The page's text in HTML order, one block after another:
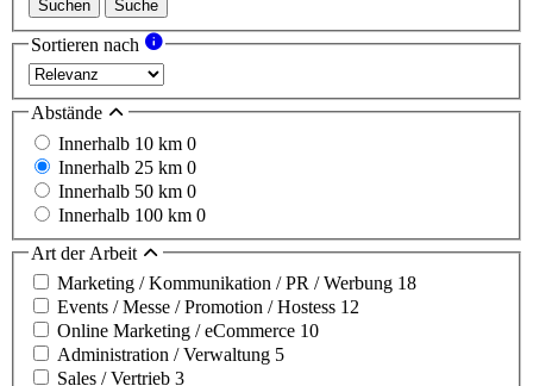
Suchen Suche
Sortieren nach
Abstände
Innerhalb 10 km 0
Innerhalb 25 km 0
Innerhalb 50 km 0
Innerhalb 100 km 0
Art der Arbeit
Marketing / Kommunikation / PR / Werbung 18
Events / Messe / Promotion / Hostess 12
Online Marketing / eCommerce 10
Administration / Verwaltung 5
Sales / Vertrieb 3